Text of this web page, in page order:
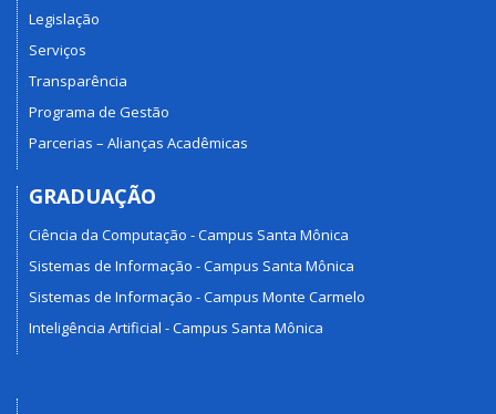
Legislação
Serviços
Transparência
Programa de Gestão
Parcerias – Alianças Acadêmicas
GRADUAÇÃO
Ciência da Computação - Campus Santa Mônica
Sistemas de Informação - Campus Santa Mônica
Sistemas de Informação - Campus Monte Carmelo
Inteligência Artificial - Campus Santa Mônica